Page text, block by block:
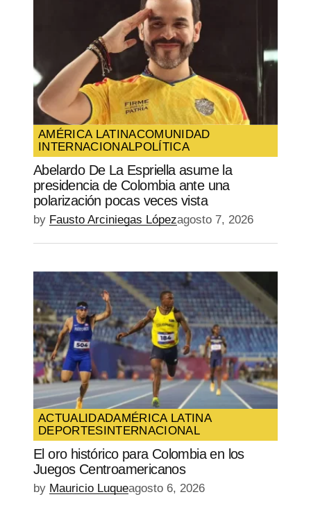
AMÉRICA LATINACOMUNIDAD
INTERNACIONALPOLÍTICA
Abelardo De La Espriella asume la
presidencia de Colombia ante una
polarización pocas veces vista
by Fausto Arciniegas Lópezagosto 7, 2026
ACTUALIDADAMÉRICA LATINA
DEPORTESINTERNACIONAL
El oro histórico para Colombia en los
Juegos Centroamericanos
by Mauricio Luqueagosto 6, 2026